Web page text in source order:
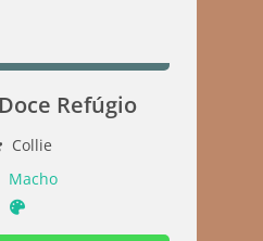
Refúgio
Collie
Macho